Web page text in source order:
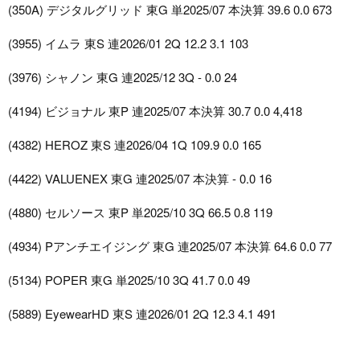
(350A) デジタルグリッド 東G 単2025/07 本決算 39.6 0.0 673
(3955) イムラ 東S 連2026/01 2Q 12.2 3.1 103
(3976) シャノン 東G 連2025/12 3Q - 0.0 24
(4194) ビジョナル 東P 連2025/07 本決算 30.7 0.0 4,418
(4382) HEROZ 東S 連2026/04 1Q 109.9 0.0 165
(4422) VALUENEX 東G 連2025/07 本決算 - 0.0 16
(4880) セルソース 東P 単2025/10 3Q 66.5 0.8 119
(4934) Pアンチエイジング 東G 連2025/07 本決算 64.6 0.0 77
(5134) POPER 東G 単2025/10 3Q 41.7 0.0 49
(5889) EyewearHD 東S 連2026/01 2Q 12.3 4.1 491